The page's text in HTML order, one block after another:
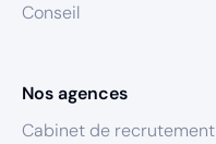
Conseil
Nos agences
Cabinet de recrutement